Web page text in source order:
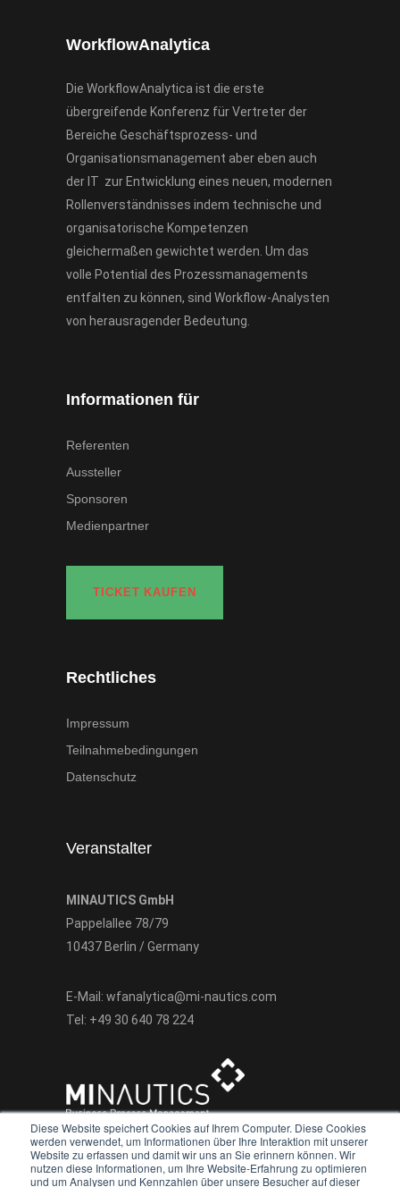
Diese Website speichert Cookies auf Ihrem Computer. Diese Cookies
werden verwendet, um Informationen über Ihre Interaktion mit unserer
Website zu erfassen und damit wir uns an Sie erinnern können. Wir
nutzen diese Informationen, um Ihre Website-Erfahrung zu optimieren
und um Analysen und Kennzahlen über unsere Besucher auf dieser
WorkflowAnalytica
Die WorkflowAnalytica ist die erste
übergreifende Konferenz für Vertreter der
Bereiche Geschäftsprozess- und
Organisationsmanagement aber eben auch
der IT zur Entwicklung eines neuen, modernen
Rollenverständnisses indem technische und
organisatorische Kompetenzen
gleichermaßen gewichtet werden. Um das
volle Potential des Prozessmanagements
entfalten zu können, sind Workflow-Analysten
von herausragender Bedeutung.
Informationen für
Referenten
Aussteller
Sponsoren
Medienpartner
TICKET KAUFEN
Rechtliches
Impressum
Teilnahmebedingungen
Datenschutz
Veranstalter
MINAUTICS GmbH
Pappelallee 78/79
10437 Berlin / Germany
E-Mail: wfanalytica@mi-nautics.com
Tel: +49 30 640 78 224